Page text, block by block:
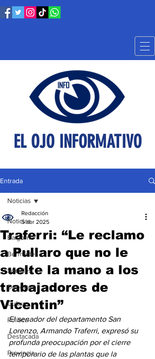
EL OJO INFORMATIVO
Entrada
Noticias
Baigorria
Bermúdez
Sociales
Deportes
Cultura
Política
Destacada
Provincia
Noticias
Traferri: “Le reclamo
a Pullaro que no le
suelte la mano a los
trabajadores de
Vicentin”
Redacción
5 abr 2025
El senador del departamento San
Lorenzo, Armando Traferri, expresó su
profunda preocupación por el cierre
temporario de las plantas que la